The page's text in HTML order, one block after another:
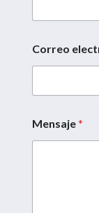
*
N
m
r
Correo
Mensaje*